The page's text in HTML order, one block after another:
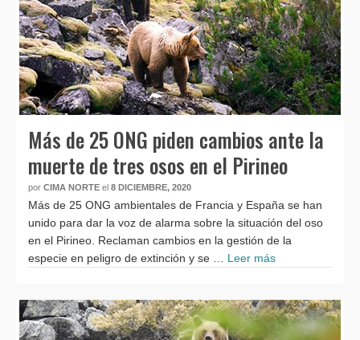
Más de 25 ONG piden cambios ante la
muerte de tres osos en el Pirineo
por CIMA NORTE el 8 DICIEMBRE, 2020
Más de 25 ONG ambientales de Francia y España se han
unido para dar la voz de alarma sobre la situación del oso
en el Pirineo. Reclaman cambios en la gestión de la
especie en peligro de extinción y se … Leer más